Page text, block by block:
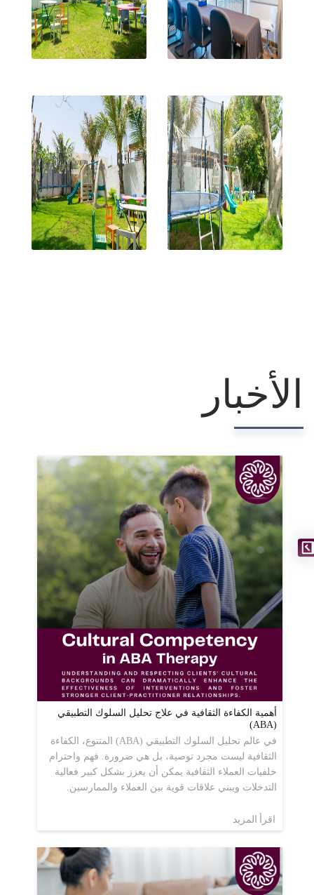
الأخبار
أهمية الكفاءة الثقافية في علاج تحليل السلوك التطبيقي
(ABA)
في عالم تحليل السلوك التطبيقي (ABA) المتنوع، الكفاءة
الثقافية ليست مجرد توصية، بل هي ضرورة. فهم واحترام
خلفيات العملاء الثقافية يمكن أن يعزز بشكل كبير فعالية
التدخلات ويبني علاقات قوية بين العملاء والممارسين.
اقرأ المزيد